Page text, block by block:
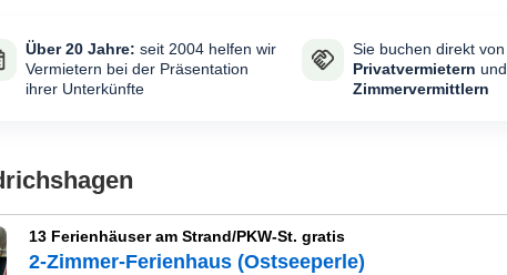
Über 20 Jahre: seit 2004 helfen wir
Vermietern bei der Präsentation
ihrer Unterkünfte
Sie buchen direkt von
Privatvermietern und
Zimmervermittlern
13 Ferienhäuser am Strand/PKW-St. gratis
2-Zimmer-Ferienhaus (Ostseeperle)